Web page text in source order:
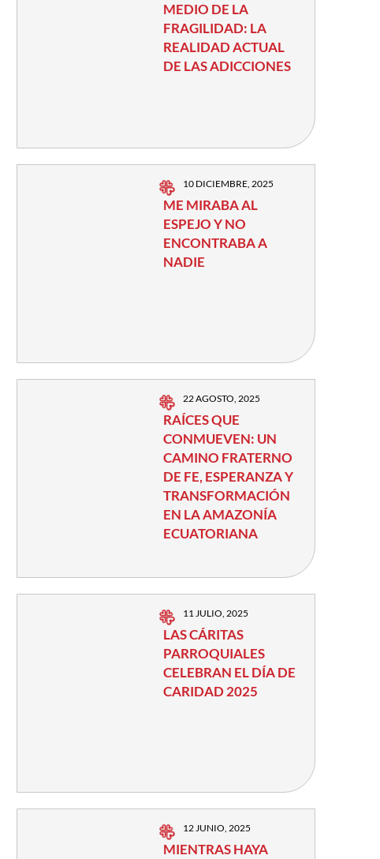
MEDIO DE LA
FRAGILIDAD: LA
REALIDAD ACTUAL
DE LAS ADICCIONES
10 DICIEMBRE, 2025
ME MIRABA AL
ESPEJO Y NO
ENCONTRABA A
NADIE
22 AGOSTO, 2025
RAÍCES QUE
CONMUEVEN: UN
CAMINO FRATERNO
DE FE, ESPERANZA Y
TRANSFORMACIÓN
EN LA AMAZONÍA
ECUATORIANA
11 JULIO, 2025
LAS CÁRITAS
PARROQUIALES
CELEBRAN EL DÍA DE
CARIDAD 2025
12 JUNIO, 2025
MIENTRAS HAYA